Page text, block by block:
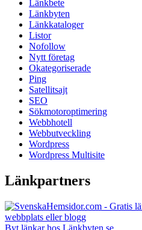
Länkbete
Länkbyten
Länkkataloger
Listor
Nofollow
Nytt företag
Okategoriserade
Ping
Satellitsajt
SEO
Sökmotoroptimering
Webbhotell
Webbutveckling
Wordpress
Wordpress Multisite
Länkpartners
Byt länkar hos Länkbyten.se